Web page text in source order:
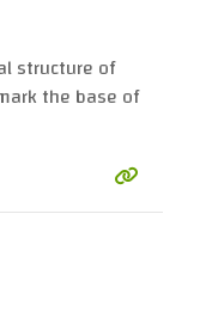
structure of
the base of